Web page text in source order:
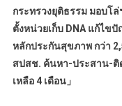
กระทรวงยุติธรรม มอบโ
ตั้งหน่วยเก็บ DNA แก้ไข
หลักประกันสุขภาพ กว่า
สปสช. ค้นหา-ประสาน-ติ
เหลือ 4 เดือน」